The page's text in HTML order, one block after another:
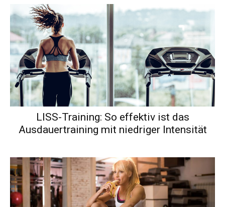
LISS-Training: So effektiv ist das
Ausdauertraining mit niedriger Intensität